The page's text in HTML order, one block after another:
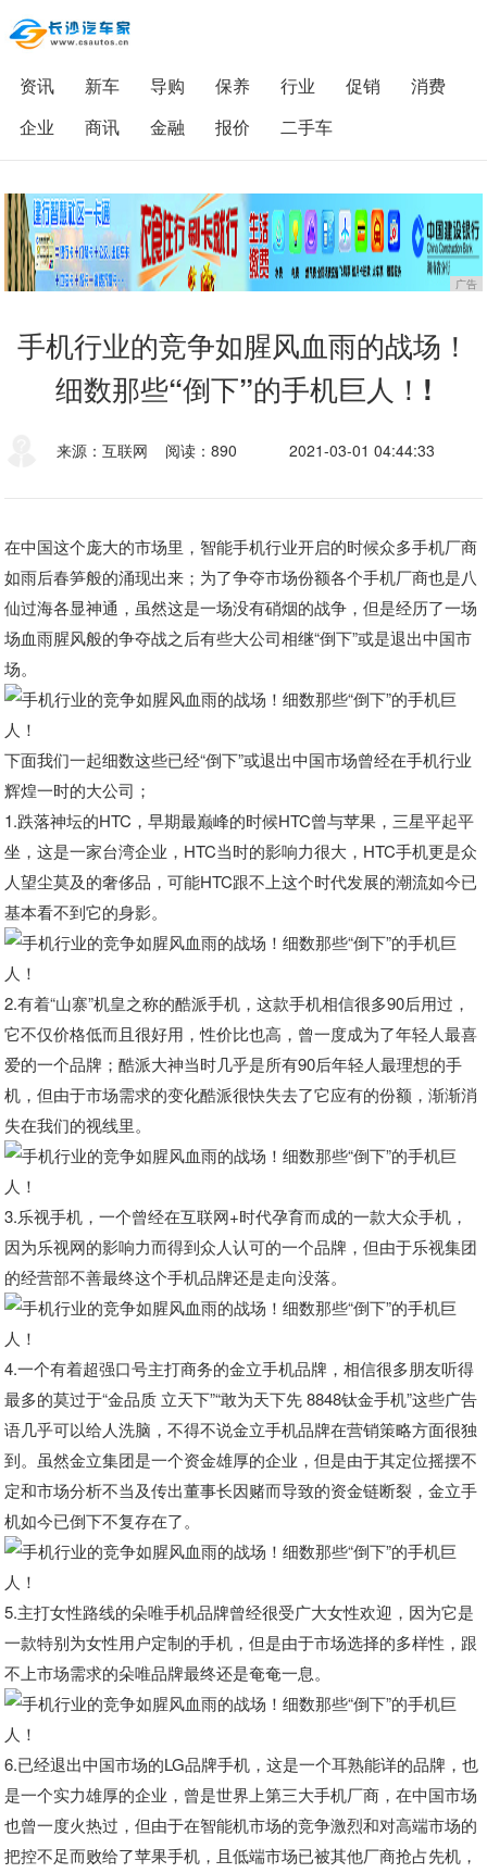
资讯 新车 导购 保养 行业 促销
消费
企业
商讯 金融 报价 二手车
广告
手机行业的竞争如腥风血雨的战场！
细数那些“倒下”的手机巨人！!
来源：互联网 阅读：890 2021-03-01 04:44:33
在中国这个庞大的市场里，智能手机行业开启的时候众多手机厂商
如雨后春笋般的涌现出来；为了争夺市场份额各个手机厂商也是八
仙过海各显神通，虽然这是一场没有硝烟的战争，但是经历了一场
场血雨腥风般的争夺战之后有些大公司相继“倒下”或是退出中国市
场。
下面我们一起细数这些已经“倒下”或退出中国市场曾经在手机行业
辉煌一时的大公司；
1.跌落神坛的HTC，早期最巅峰的时候HTC曾与苹果，三星平起平
坐，这是一家台湾企业，HTC当时的影响力很大，HTC手机更是众
人望尘莫及的奢侈品，可能HTC跟不上这个时代发展的潮流如今已
基本看不到它的身影。
2.有着“山寨”机皇之称的酷派手机，这款手机相信很多90后用过，
它不仅价格低而且很好用，性价比也高，曾一度成为了年轻人最喜
爱的一个品牌；酷派大神当时几乎是所有90后年轻人最理想的手
机，但由于市场需求的变化酷派很快失去了它应有的份额，渐渐消
失在我们的视线里。
3.乐视手机，一个曾经在互联网+时代孕育而成的一款大众手机，
因为乐视网的影响力而得到众人认可的一个品牌，但由于乐视集团
的经营部不善最终这个手机品牌还是走向没落。
4.一个有着超强口号主打商务的金立手机品牌，相信很多朋友听得
最多的莫过于“金品质 立天下”“敢为天下先 8848钛金手机”这些广告
语几乎可以给人洗脑，不得不说金立手机品牌在营销策略方面很独
到。虽然金立集团是一个资金雄厚的企业，但是由于其定位摇摆不
定和市场分析不当及传出董事长因赌而导致的资金链断裂，金立手
机如今已倒下不复存在了。
5.主打女性路线的朵唯手机品牌曾经很受广大女性欢迎，因为它是
一款特别为女性用户定制的手机，但是由于市场选择的多样性，跟
不上市场需求的朵唯品牌最终还是奄奄一息。
6.已经退出中国市场的LG品牌手机，这是一个耳熟能详的品牌，也
是一个实力雄厚的企业，曾是世界上第三大手机厂商，在中国市场
也曾一度火热过，但由于在智能机市场的竞争激烈和对高端市场的
把控不足而败给了苹果手机，且低端市场已被其他厂商抢占先机，